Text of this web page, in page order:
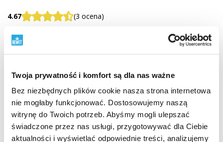
Twoja prywatność i komfort są dla nas ważne
Bez niezbędnych plików cookie nasza strona internetowa
nie mogłaby funkcjonować. Dostosowujemy naszą
witrynę do Twoich potrzeb. Abyśmy mogli ulepszać
świadczone przez nas usługi, przygotowywać dla Ciebie
aktualności i wyświetlać odpowiednie treści, analizujemy
4.67 (3 ocena)
5 gwiazd
3 gwiazd
2 gwiazd
1 gwiazd